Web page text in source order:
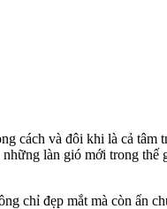
cách và đôi khi là cả
những làn gió mới trong thế
chỉ đẹp mắt mà còn ẩn